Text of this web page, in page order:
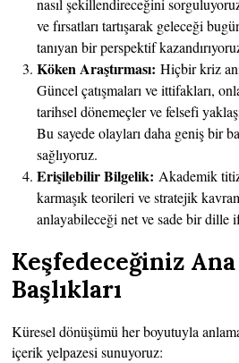
nasıl şekillendireceğini
ve fırsatları tartışarak geleceği
tanıyan bir perspektif
Köken Araştırması: Hiçbir kriz
Güncel çatışmaları ve ittifakları,
tarihsel dönemeçler ve felsefi
Bu sayede olayları daha geniş bir
sağlıyoruz.
Erişilebilir Bilgelik: Akademik
karmaşık teorileri ve stratejik
anlayabileceği net ve sade bir dille
Keşfedeceğiniz
Başlıkları
Küresel dönüşümü her boyutuyla
içerik yelpazesi sunuyoruz: